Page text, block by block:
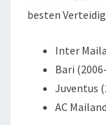
besten
Inter
Bari
Juventus
AC